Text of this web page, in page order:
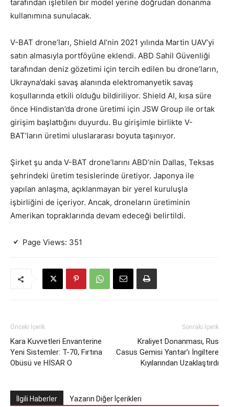
tarafından işletilen bir model yerine doğrudan donanma
kullanımına sunulacak.
V-BAT drone’ları, Shield AI’nin 2021 yılında Martin UAV’yi
satın almasıyla portföyüne eklendi. ABD Sahil Güvenliği
tarafından deniz gözetimi için tercih edilen bu drone’ların,
Ukrayna’daki savaş alanında elektromanyetik savaş
koşullarında etkili olduğu bildiriliyor. Shield AI, kısa süre
önce Hindistan’da drone üretimi için JSW Group ile ortak
girişim başlattığını duyurdu. Bu girişimle birlikte V-
BAT’ların üretimi uluslararası boyuta taşınıyor.
Şirket şu anda V-BAT drone’larını ABD’nin Dallas, Teksas
şehrindeki üretim tesislerinde üretiyor. Japonya ile
yapılan anlaşma, açıklanmayan bir yerel kuruluşla
işbirliğini de içeriyor. Ancak, droneların üretiminin
Amerikan topraklarında devam edeceği belirtildi.
Page Views: 351
Önceki İçerik
Kara Kuvvetleri Envanterine
Yeni Sistemler: T-70, Fırtına
Obüsü ve HİSAR O
Sonraki İçerik
Kraliyet Donanması, Rus
Casus Gemisi Yantar’ı İngiltere
Kıyılarından Uzaklaştırdı
İlgili Haberler Yazarın Diğer İçerikleri